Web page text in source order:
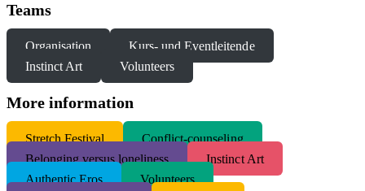
Teams
Organisation
Kurs- und Eventleitende
Instinct Art
Volunteers
More information
Stretch Festival
Conflict-counseling
Belonging versus loneliness
Instinct Art
Authentic Eros
Volunteers